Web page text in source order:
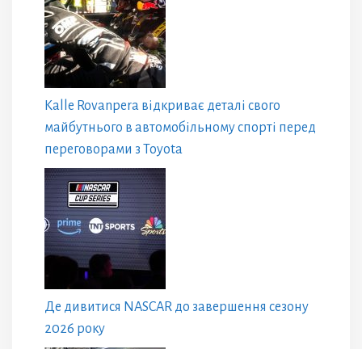
Kalle Rovanpera відкриває деталі свого
майбутнього в автомобільному спорті перед
переговорами з Toyota
Де дивитися NASCAR до завершення сезону
2026 року